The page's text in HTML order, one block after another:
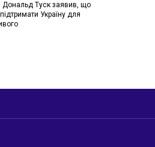
Дональд Туск заявив, що
Україну для